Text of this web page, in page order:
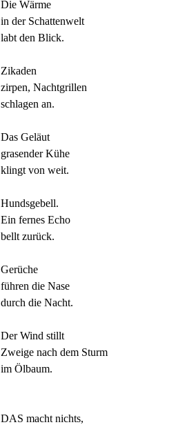
Die Wärme
in der Schattenwelt
labt den Blick.
Zikaden
zirpen, Nachtgrillen
schlagen an.
Das Geläut
grasender Kühe
klingt von weit.
Hundsgebell.
Ein fernes Echo
bellt zurück.
Gerüche
führen die Nase
durch die Nacht.
Der Wind stillt
Zweige nach dem Sturm
im Ölbaum.
DAS macht nichts,